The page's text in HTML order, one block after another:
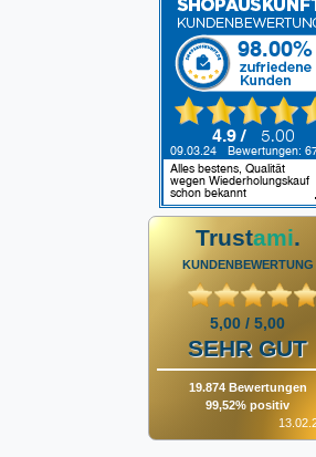
Trustami.
KUNDENBEWERTUNG
5,00 / 5,00
SEHR GUT
19.874 Bewertungen
99,52% positiv